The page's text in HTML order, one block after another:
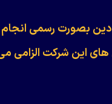
بصورت رسمی
های این شرکت الزامی